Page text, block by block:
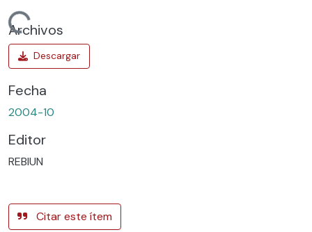
Cargando...
Archivos
Fecha
2004-10
Editor
REBIUN
Citar este ítem